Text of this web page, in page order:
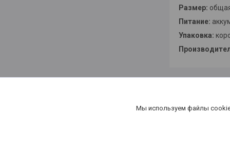
Размер:
Питание:
Упаковка:
Мы используем файлы